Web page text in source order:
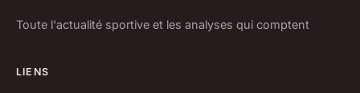
Toute l'actualité sportive et les analyses qui comptent
LIENS